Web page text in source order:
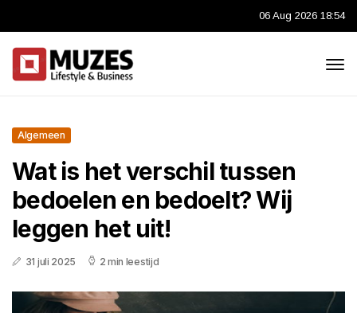
06 Aug 2026 18:54
Algemeen
Wat is het verschil tussen
bedoelen en bedoelt? Wij
leggen het uit!
31 juli 2025 2 min leestijd